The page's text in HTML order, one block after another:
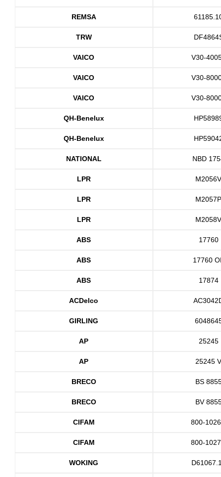
REMSA
TRW
VAICO V30-
VAICO V30-
VAICO V30-
QH-Benelux
QH-Benelux
NATIONAL NBD
LPR
LPR
LPR
ABS 17760
ABS 17760
ABS 17874
ACDelco
GIRLING
AP 25245
AP 25245
BRECO BS
BRECO BV
CIFAM 800-
CIFAM 800-
WOKING